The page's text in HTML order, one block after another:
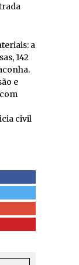
a
142
e
civil